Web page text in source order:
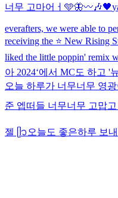
너무 고마어ㅓ🩵🦋〰️🎶🖤
everafters, we were able to
receiving the ⭐️ New Rising
liked the little poppin' remix
아 2024‘에서 MC도 하고 '
오늘 하루가 너무너무 영
준 엡떠들 너무너무 고맙
젤 ᥫ᭡오늘도 좋은하루 보